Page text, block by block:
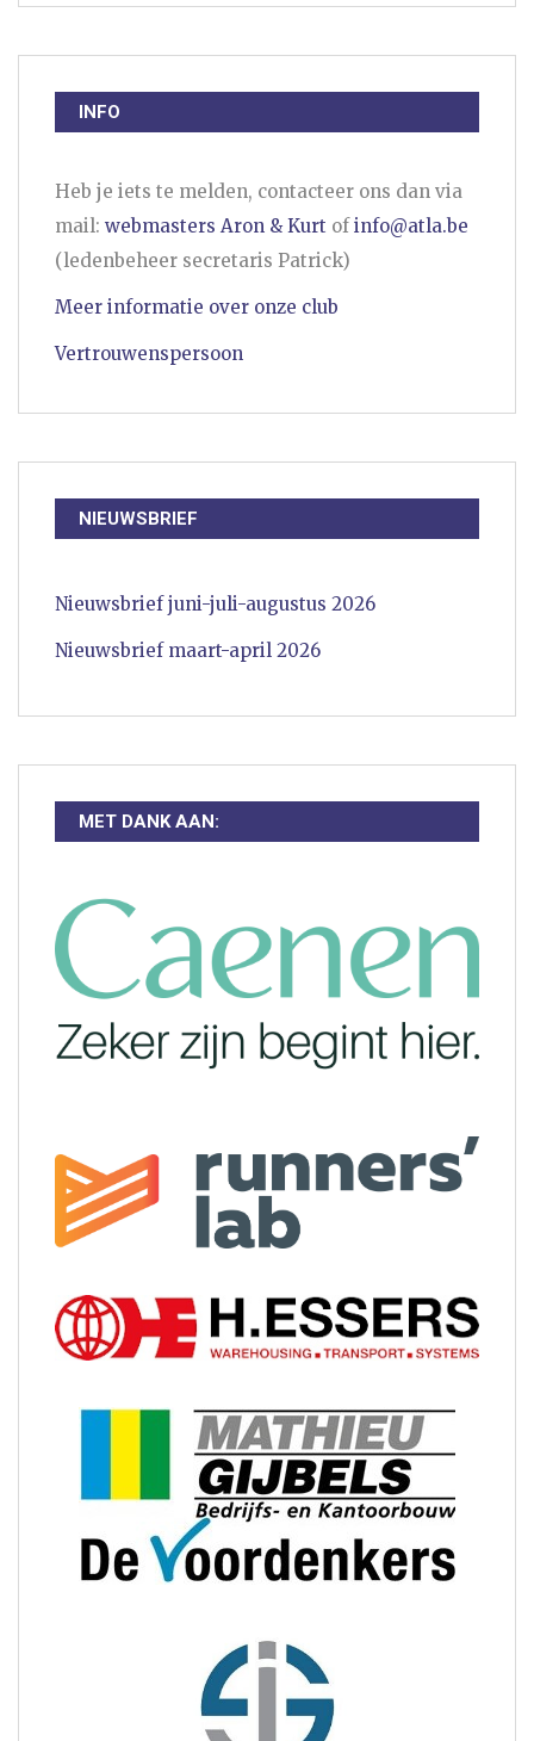
INFO
Heb je iets te melden, contacteer ons dan via
mail: webmasters Aron & Kurt ofinfo@atla.be
(ledenbeheer secretaris Patrick)
Meer informatie over onze club
Vertrouwenspersoon
NIEUWSBRIEF
Nieuwsbrief juni-juli-augustus 2026
Nieuwsbrief maart-april 2026
MET DANK AAN: